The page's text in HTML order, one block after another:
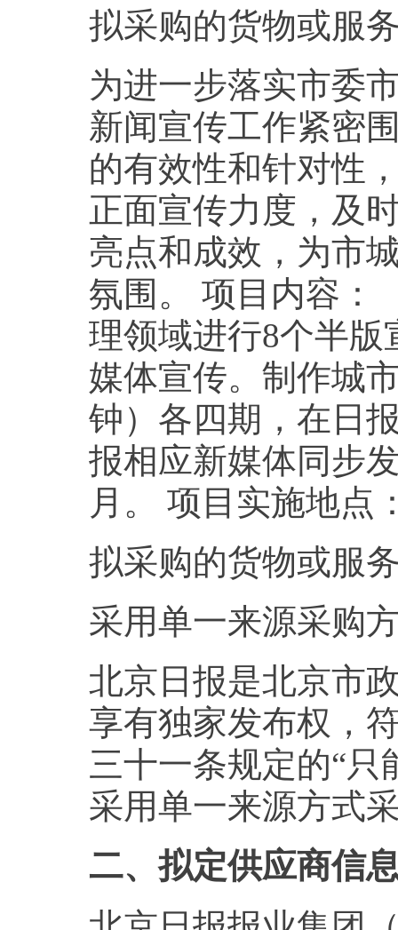
拟采购的货物或
为进一步落实市委
新闻宣传工作紧密
的有效性和针对性
正面宣传力度，及
亮点和成效，为市
氛围。 项目内容：
理领域进行8个半版
媒体宣传。制作城
钟）各四期，在日
报相应新媒体同步
月。 项目实施地点
拟采购的货物或服
采用单一来源采购
北京日报是北京市
享有独家发布权，
三十一条规定的“
采用单一来源方式
二、拟定供应商信